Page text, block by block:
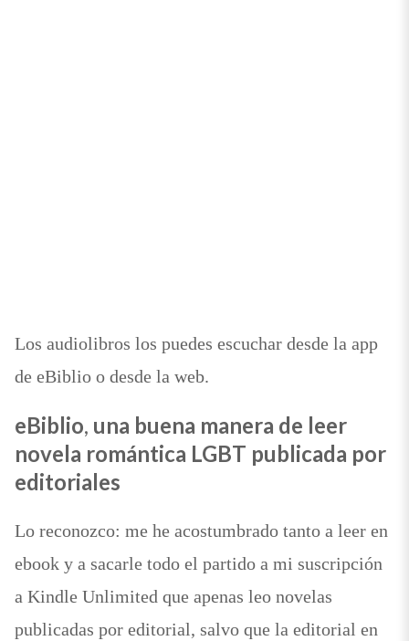
Los audiolibros los puedes escuchar desde la app
de eBiblio o desde la web.
eBiblio, una buena manera de leer
novela romántica LGBT publicada por
editoriales
Lo reconozco: me he acostumbrado tanto a leer en
ebook y a sacarle todo el partido a mi suscripción
a Kindle Unlimited que apenas leo novelas
publicadas por editorial, salvo que la editorial en